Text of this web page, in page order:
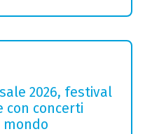
2026, festival
con concerti